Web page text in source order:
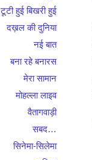
टूटी हुई बिखरी हुई
दख़ल की दुनिया
नई बात
बना रहे बनारस
मेरा सामान
मोहल्ला लाइव
वैतागवाड़ी
सबद…
सिनेमा-सिलेमा